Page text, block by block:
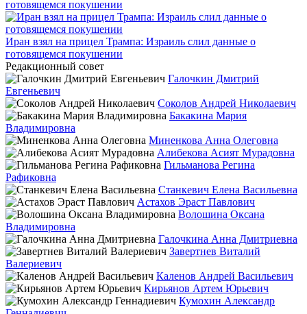
Иран взял на прицел Трампа: Израиль слил данные о
готовящемся покушении
Редакционный совет
Галочкин Дмитрий
Евгеньевич
Соколов Андрей Николаевич
Бакакина Мария
Владимировна
Миненкова Анна Олеговна
Алибекова Асият Мурадовна
Гильманова Регина
Рафиковна
Станкевич Елена Васильевна
Астахов Эраст Павлович
Волошина Оксана
Владимировна
Галочкина Анна Дмитриевна
Завертнев Виталий
Валериевич
Каленов Андрей Васильевич
Кирьянов Артем Юрьевич
Кумохин Александр